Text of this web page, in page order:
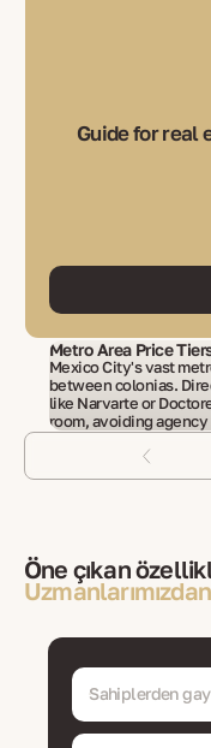
Guide for real
Metro Area Price
Mexico City's vast
between colonias.
like Narvarte or
room, avoiding
Öne çıkan
Sahiplerden